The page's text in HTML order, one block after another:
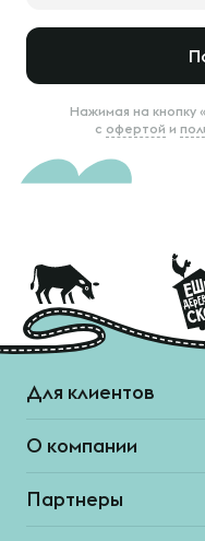
Нажимая на кнопку
с офертой и
Для клиентов
О компании
Партнеры